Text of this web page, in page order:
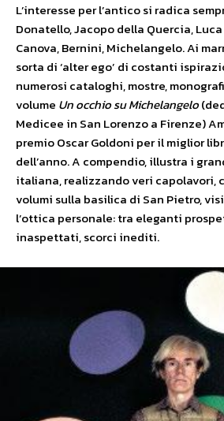
L’interesse per l’antico si radica
Donatello, Jacopo della Quercia,
Canova, Bernini, Michelangelo. Ai
sorta di ‘alter ego’ di costanti
numerosi cataloghi, mostre,
volume Un occhio su Michelangelo
Medicee in San Lorenzo a Firenze)
premio Oscar Goldoni per il miglior
dell’anno. A compendio, illustra i
italiana, realizzando veri capolavori,
volumi sulla basilica di San Pietro,
l’ottica personale: tra eleganti
inaspettati, scorci inediti.